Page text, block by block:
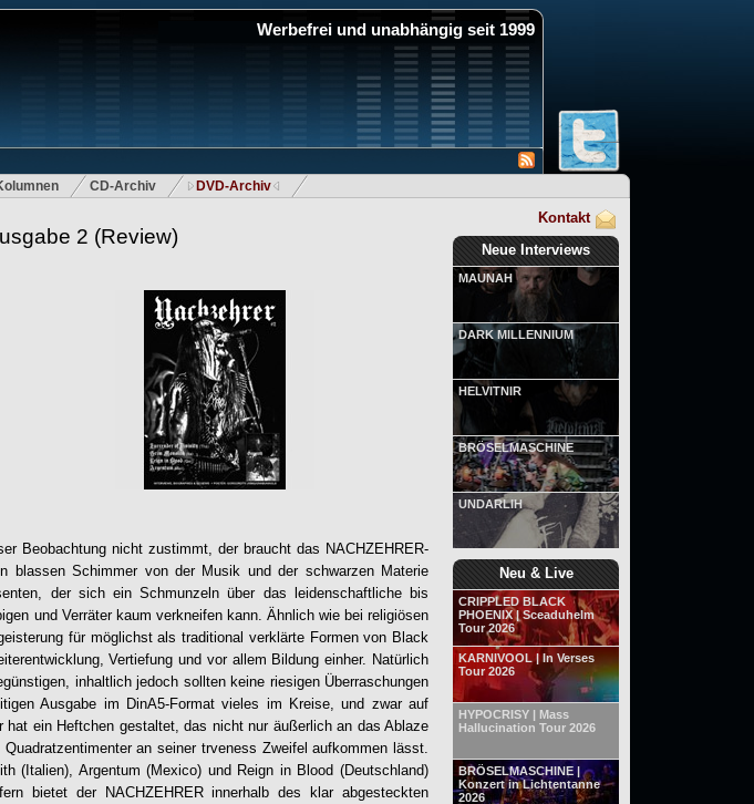
Werbefrei und unabhängig seit 1999
CD-Archiv DVD-Archiv
Kontakt
Neue Interviews
MAUNAH
DARK MILLENNIUM
HELVITNIR
BRÖSELMASCHINE
UNDARLIH
Neu & Live
CRIPPLED BLACK
PHOENIX | Sceaduhelm
Tour 2026
KARNIVOOL | In Verses
Tour 2026
HYPOCRISY | Mass
Hallucination Tour 2026
BRÖSELMASCHINE |
Konzert in Lichtentanne
2026
2 (Review)
Beobachtung nicht zustimmt, der braucht das NACHZEHRER-
blassen Schimmer von der Musik und der schwarzen Materie
der sich ein Schmunzeln über das leidenschaftliche bis
und Verräter kaum verkneifen kann. Ähnlich wie bei religiösen
für möglichst als traditional verklärte Formen von Black
Vertiefung und vor allem Bildung einher. Natürlich
inhaltlich jedoch sollten keine riesigen Überraschungen
Ausgabe im DinA5-Format vieles im Kreise, und zwar auf
ein Heftchen gestaltet, das nicht nur äußerlich an das Ablaze
an seiner trveness Zweifel aufkommen lässt.
(Italien), Argentum (Mexico) und Reign in Blood (Deutschland)
bietet der NACHZEHRERinnerhalb des klar abgesteckten